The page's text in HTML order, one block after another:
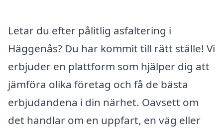
Letar du efter pålitlig asfaltering i
Häggenås? Du har kommit till rätt ställe! Vi
erbjuder en plattform som hjälper dig att
jämföra olika företag och få de bästa
erbjudandena i din närhet. Oavsett om
det handlar om en uppfart, en väg eller